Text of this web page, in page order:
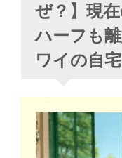
ぜ？】現
ハーフも
ワイの自宅